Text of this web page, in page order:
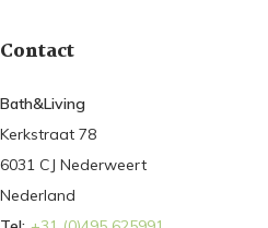
Contact
Bath&Living
Kerkstraat 78
6031 CJ Nederweert
Nederland